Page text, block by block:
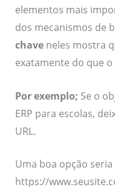
elementos mais
dos mecanismos de
chaveneles mostra
exatamente do que
Por exemplo; Se o
ERP para escolas,
URL.
Uma boa opção seria
https://